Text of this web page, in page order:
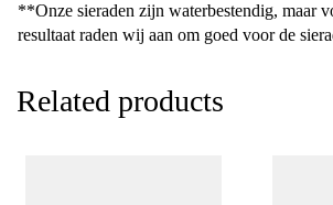
**Onze sieraden zijn waterbestendig, maar
resultaat raden wij aan om goed voor de
Related products